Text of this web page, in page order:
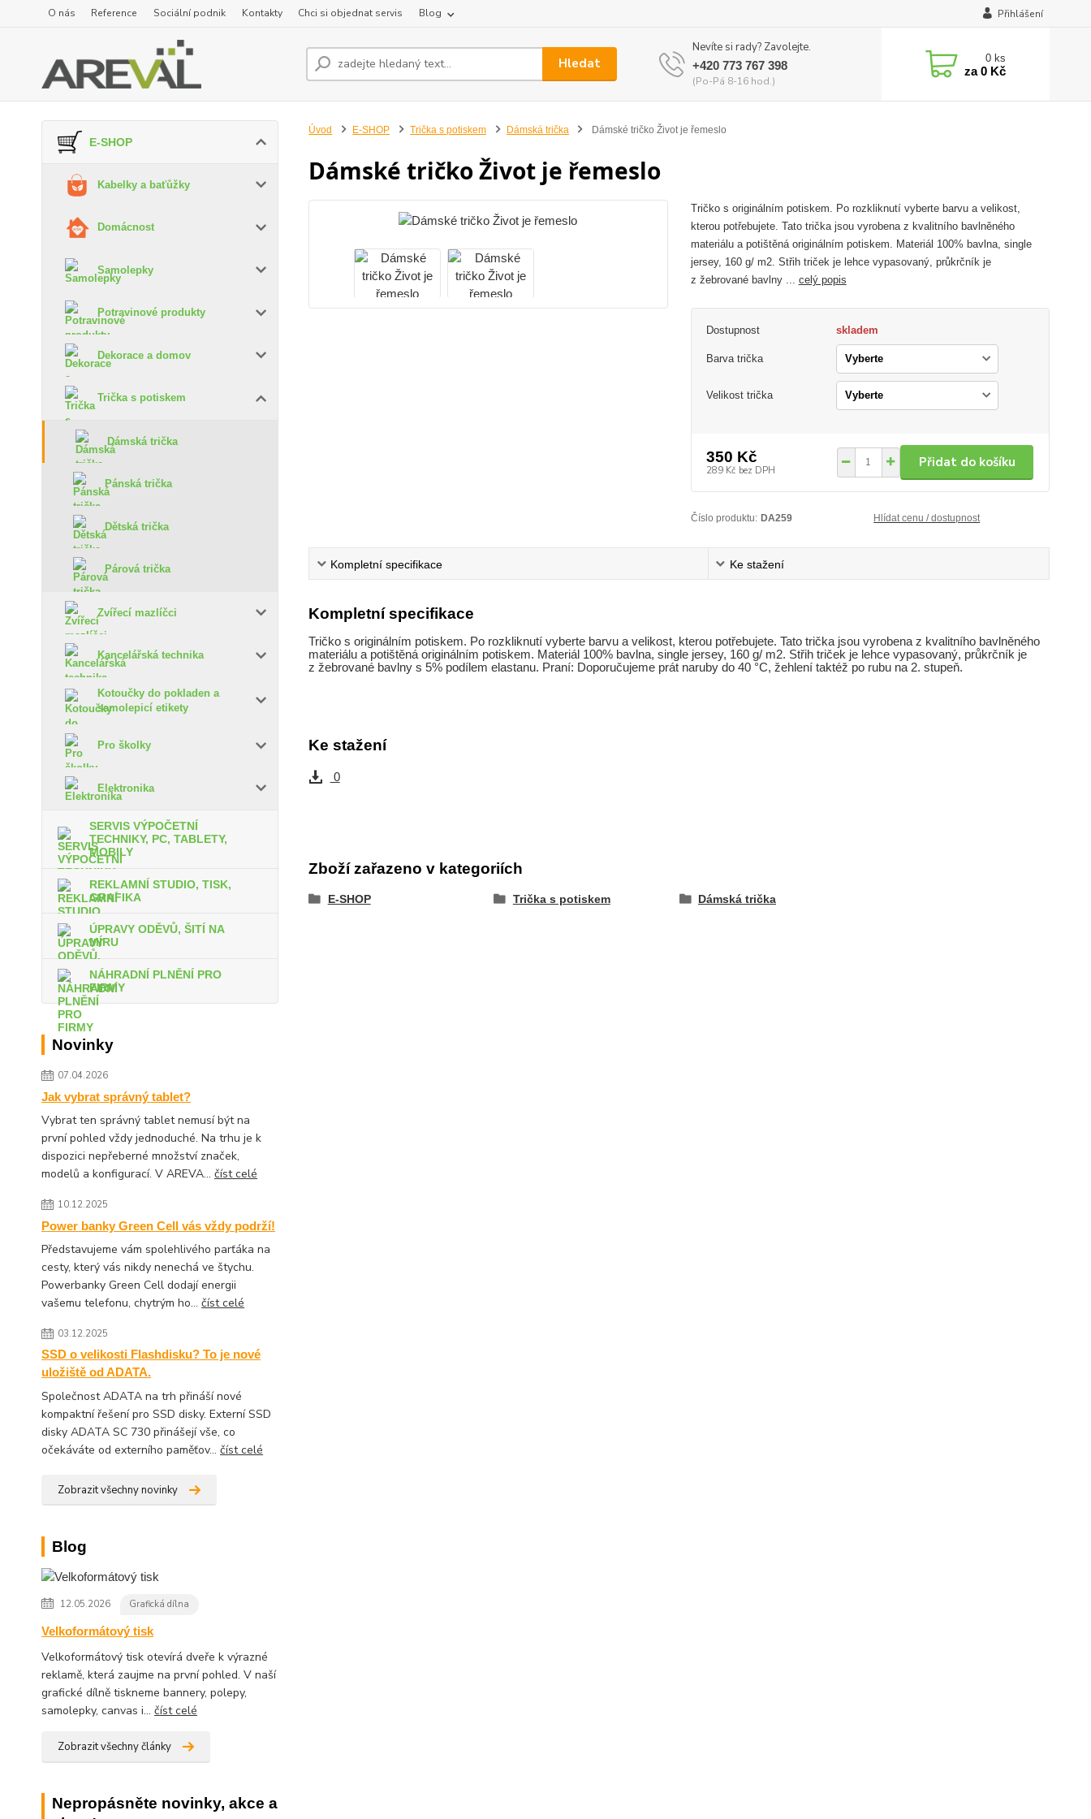
O nás Reference Sociální podnik Kontakty Chci si objednat servis Blog Přihlášení
Hledat
Nevíte si rady? Zavolejte.
+420 773 767 398
(Po-Pá 8-16 hod.)
0 ks
za0 Kč
E-SHOP
Kabelky a baťůžky
Domácnost
Samolepky
Potravinové produkty
Dekorace a domov
Trička s potiskem
Dámská trička
Pánská trička
Dětská trička
Párová trička
Zvířecí mazlíčci
Kancelářská technika
Kotoučky do pokladen a
samolepicí etikety
Pro školky
Elektronika
SERVIS VÝPOČETNÍ
TECHNIKY, PC, TABLETY,
MOBILY
REKLAMNÍ STUDIO, TISK,
GRAFIKA
ÚPRAVY ODĚVŮ, ŠITÍ NA
MÍRU
NÁHRADNÍ PLNĚNÍ PRO
FIRMY
Novinky
07.04.2026
Jak vybrat správný tablet?
Vybrat ten správný tablet nemusí být na
první pohled vždy jednoduché. Na trhu je k
dispozici nepřeberné množství značek,
modelů a konfigurací. V AREVA...číst celé
10.12.2025
Power banky Green Cell vás vždy podrží!
Představujeme vám spolehlivého parťáka na
cesty, který vás nikdy nenechá ve štychu.
Powerbanky Green Cell dodají energii
vašemu telefonu, chytrým ho...číst celé
03.12.2025
SSD o velikosti Flashdisku? To je nové
uložiště od ADATA.
Společnost ADATA na trh přináší nové
kompaktní řešení pro SSD disky. Externí SSD
disky ADATA SC 730 přinášejí vše, co
očekáváte od externího paměťov...číst celé
Zobrazit všechny novinky
Blog
12.05.2026 Grafická dílna
Velkoformátový tisk
Velkoformátový tisk otevírá dveře k výrazné
reklamě, která zaujme na první pohled. V naší
grafické dílně tiskneme bannery, polepy,
samolepky, canvas i...číst celé
Zobrazit všechny články
Nepropásněte novinky, akce a
Úvod E-SHOP Trička s potiskem Dámská trička Dámské tričko Život je řemeslo
Dámské tričko Život je řemeslo
Tričko s originálním potiskem. Po rozkliknutí vyberte barvu a velikost,
kterou potřebujete. Tato trička jsou vyrobena z kvalitního bavlněného
materiálu a potištěná originálním potiskem. Materiál 100% bavlna, single
jersey, 160 g/ m2. Střih triček je lehce vypasovaný, průkrčník je
z žebrované bavlny ... celý popis
Dostupnost skladem
Barva trička
Velikost trička
350 Kč
289 Kč bez DPH
Přidat do košíku
Číslo produktu: DA259 Hlídat cenu / dostupnost
Kompletní specifikace Ke stažení
Kompletní specifikace
Tričko s originálním potiskem. Po rozkliknutí vyberte barvu a velikost, kterou potřebujete. Tato trička jsou vyrobena z kvalitního bavlněného
materiálu a potištěná originálním potiskem. Materiál 100% bavlna, single jersey, 160 g/ m2. Střih triček je lehce vypasovaný, průkrčník je
z žebrované bavlny s 5% podílem elastanu. Praní: Doporučujeme prát naruby do 40 °C, žehlení taktéž po rubu na 2. stupeň.
Ke stažení
0
Zboží zařazeno v kategoriích
E-SHOP Trička s potiskem Dámská trička